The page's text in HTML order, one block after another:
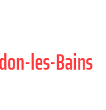
les-Bains